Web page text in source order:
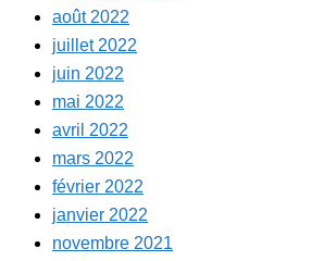
août 2022
juillet 2022
juin 2022
mai 2022
avril 2022
mars 2022
février 2022
janvier 2022
novembre 2021